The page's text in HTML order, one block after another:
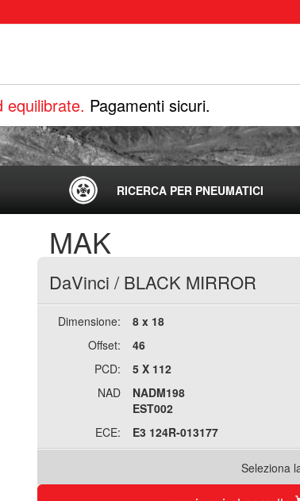
equilibrate. Pagamenti sicuri.
RICERCA PER PNEUMATICI
MAK
DaVinci / BLACK MIRROR
Dimensione:
8 x 18
Offset:
46
PCD:
5 X 112
NAD
NADM198
EST002
ECE:
E3 124R-013177
Seleziona